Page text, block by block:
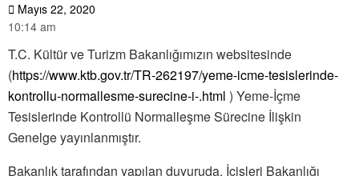
Mayıs 22, 2020
10:14 am
T.C. Kültür ve Turizm Bakanlığımızın websitesinde
(https://www.ktb.gov.tr/TR-262197/yeme-icme-tesislerinde-
kontrollu-normallesme-surecine-i-.html ) Yeme-İçme
Tesislerinde Kontrollü Normalleşme Sürecine İlişkin
Genelge yayınlanmıştır.
Bakanlık tarafından yapılan duyuruda, İçişleri Bakanlığı